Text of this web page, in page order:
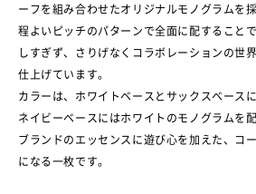
ーフを組み合わせたオリジナルモノグラムを採
程よいピッチのパターンで全面に配すること
しすぎず、さりげなくコラボレーションの世
仕上げています。
カラーは、ホワイトベースとサックスベース
ネイビーベースにはホワイトのモノグラムを配
ブランドのエッセンスに遊び心を加えた、コ
になる一枚です。